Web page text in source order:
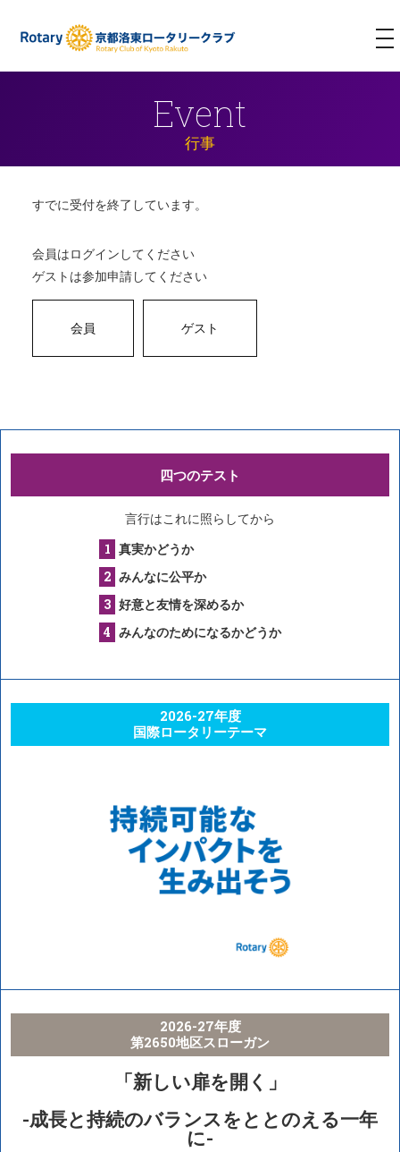
Event
行事
すでに受付を終了しています。
会員はログインしてください
ゲストは参加申請してください
四つのテスト
言行はこれに照らしてから
真実かどうか
みんなに公平か
好意と友情を深めるか
みんなのためになるかどうか
2026-27年度
国際ロータリーテーマ
2026-27年度
第2650地区スローガン
「新しい扉を開く」
-成長と持続のバランスをととのえる一年
に-